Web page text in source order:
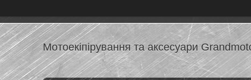
Мотоекіпірування та аксесуари